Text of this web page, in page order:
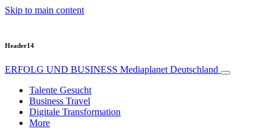
Skip to main content
Header14
ERFOLG UND BUSINESS Mediaplanet Deutschland
Talente Gesucht
Business Travel
Digitale Transformation
More